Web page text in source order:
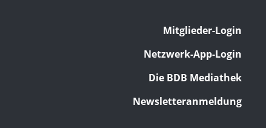
Mitglieder-Login
Netzwerk-App-Login
Die BDB Mediathek
Newsletteranmeldung